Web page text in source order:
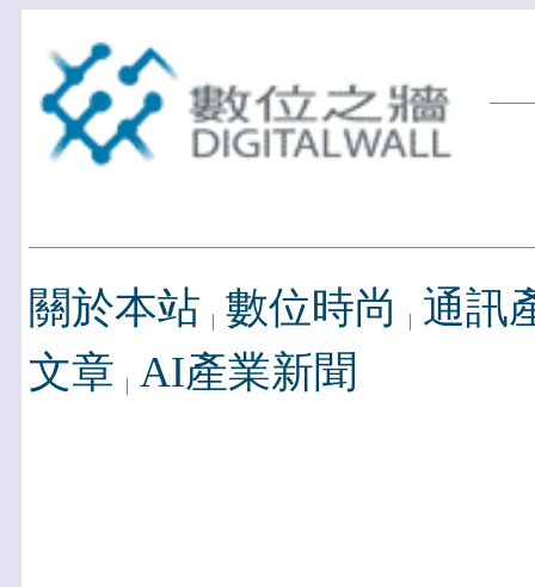
關於本站 數位時尚
通訊
文章 AI產業新聞